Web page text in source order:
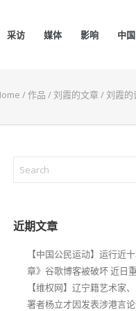
采访 媒体 影响 中国
/作品 /刘霞的文章/刘霞的
近期文章
【中国公民运动】运行近
章》谷歌博客被破坏 近日
【维权网】辽宁籍艺术家
署者杨立才因发表涉港言